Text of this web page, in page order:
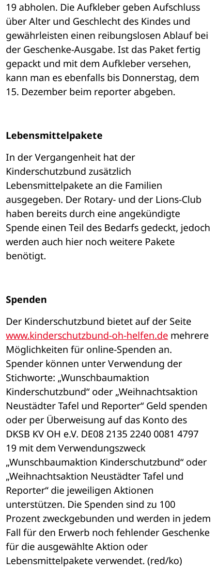
19 abholen. Die Aufkleber geben Aufschluss
über Alter und Geschlecht des Kindes und
gewährleisten einen reibungslosen Ablauf bei
der Geschenke-Ausgabe. Ist das Paket fertig
gepackt und mit dem Aufkleber versehen,
kann man es ebenfalls bis Donnerstag, dem
15. Dezember beim reporter abgeben.
Lebensmittelpakete
In der Vergangenheit hat der
Kinderschutzbund zusätzlich
Lebensmittelpakete an die Familien
ausgegeben. Der Rotary- und der Lions-Club
haben bereits durch eine angekündigte
Spende einen Teil des Bedarfs gedeckt, jedoch
werden auch hier noch weitere Pakete
benötigt.
Spenden
www.kinderschutzbund-oh-helfen.de mehrere
Möglichkeiten für online-Spenden an.
Spender können unter Verwendung der
Stichworte: „Wunschbaumaktion
Kinderschutzbund“ oder „Weihnachtsaktion
Neustädter Tafel und Reporter“ Geld spenden
oder per Überweisung auf das Konto des
DKSB KV OH e.V. DE08 2135 2240 0081 4797
19 mit dem Verwendungszweck
„Wunschbaumaktion Kinderschutzbund“ oder
„Weihnachtsaktion Neustädter Tafel und
Reporter“ die jeweiligen Aktionen
unterstützen. Die Spenden sind zu 100
Prozent zweckgebunden und werden in jedem
Fall für den Erwerb noch fehlender Geschenke
für die ausgewählte Aktion oder
Lebensmittelpakete verwendet. (red/ko)